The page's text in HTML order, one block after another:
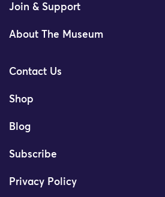
Join & Support
About The Museum
Contact Us
Shop
Blog
Subscribe
Privacy Policy